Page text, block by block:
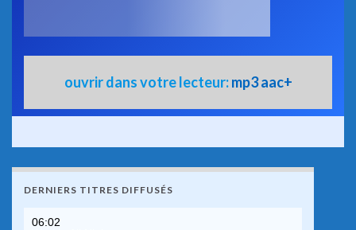
ouvrir dans votre lecteur:mp3 aac+
DERNIERS TITRES DIFFUSÉS